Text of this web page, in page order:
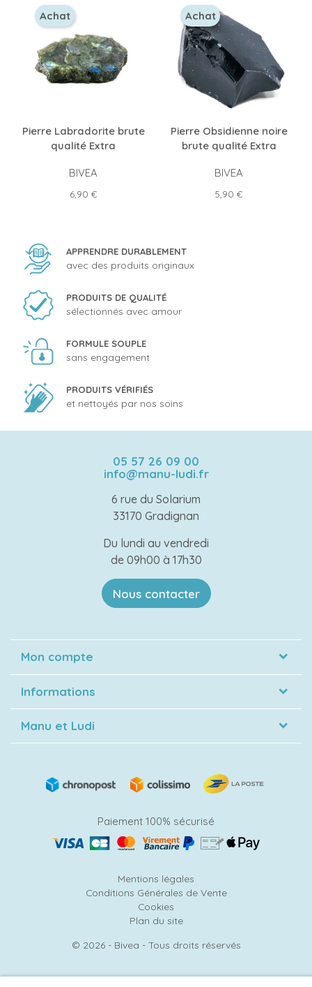
Pierre Labradorite brute
qualité Extra
BIVEA
Prix
6,90 €
Achat
Pierre Obsidienne noire
brute qualité Extra
BIVEA
Prix
5,90 €
Achat
APPRENDRE DURABLEMENT
avec des produits originaux
PRODUITS DE QUALITÉ
sélectionnés avec amour
FORMULE SOUPLE
sans engagement
PRODUITS VÉRIFIÉS
et nettoyés par nos soins
05 57 26 09 00
info@manu-ludi.fr
6 rue du Solarium
33170 Gradignan
Du lundi au vendredi
de 09h00 à 17h30
Nous contacter
Mon compte
Informations
Manu et Ludi
Paiement 100% sécurisé
Mentions légales
Conditions Générales de Vente
Cookies
Plan du site
© 2026 - Bivea - Tous droits réservés